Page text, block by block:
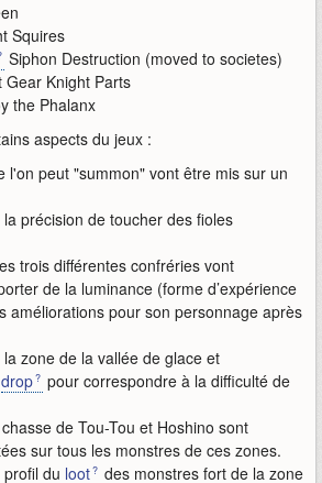
Squires
Siphon Destruction (moved to societes)
Gear Knight Parts
the Phalanx
aspects du jeux :
l'on peut "summon" vont être mis sur un
précision de toucher des fioles
trois différentes confréries vont
de la luminance (forme d’expérience
améliorations pour son personnage après
zone de la vallée de glace et
drop
pour correspondre à la difficulté de
de Tou-Tou et Hoshino sont
sur tous les monstres de ces zones.
du loot
des monstres fort de la zone